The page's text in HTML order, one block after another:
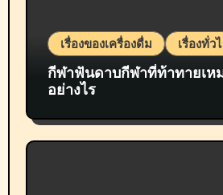
เรื่องของเครื่องดื่ม เรื่องทั่ว
กีฬาฟันดาบกีฬาที่ท้าทายเห
อย่างไร